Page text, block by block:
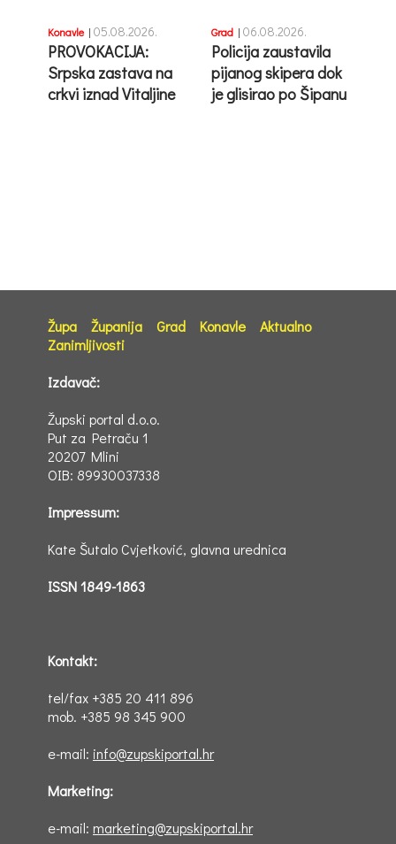
Konavle | 05.08.2026.
PROVOKACIJA:
Srpska zastava na
crkvi iznad Vitaljine
Grad | 06.08.2026.
Policija zaustavila
pijanog skipera dok
je glisirao po Šipanu
Župa Županija Grad Konavle
Aktualno
Zanimljivosti
Izdavač:
Župski portal d.o.o.
Put za Petraču 1
20207 Mlini
OIB: 89930037338
Impressum:
Kate Šutalo Cvjetković, glavna urednica
ISSN 1849-1863
Kontakt:
tel/fax +385 20 411 896
mob. +385 98 345 900
e-mail: info@zupskiportal.hr
Marketing:
e-mail: marketing@zupskiportal.hr